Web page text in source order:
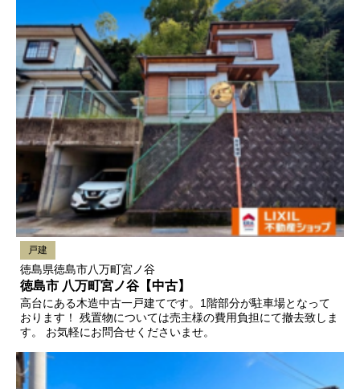
戸建
徳島県徳島市八万町宮ノ谷
徳島市 八万町宮ノ谷【中古】
高台にある木造中古一戸建てです。1階部分が駐車場となって
おります！ 残置物については売主様の費用負担にて撤去致しま
す。 お気軽にお問合せくださいませ。